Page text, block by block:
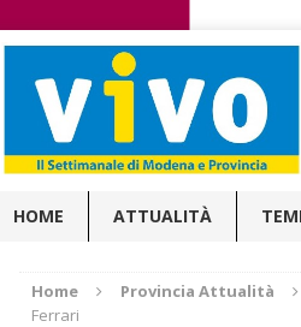
HOME ATTUALITÀ
Home Provincia Attualità
Ferrari